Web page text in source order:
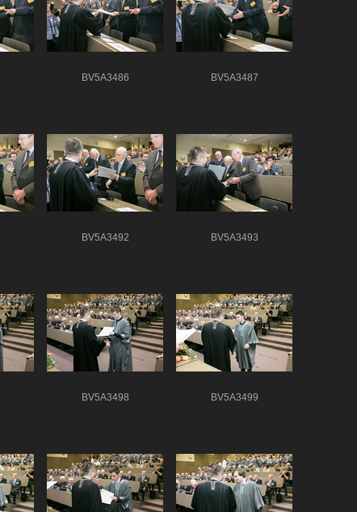
BV5A3486 BV5A3487
BV5A3492 BV5A3493
BV5A3498 BV5A3499